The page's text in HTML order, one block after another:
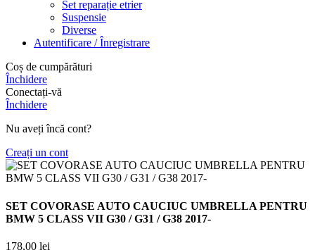
Set reparație etrier
Suspensie
Diverse
Autentificare / Înregistrare
Coș de cumpărături
Închidere
Conectați-vă
Închidere
Nu aveți încă cont?
Creați un cont
SET COVORASE AUTO CAUCIUC UMBRELLA PENTRU
BMW 5 CLASS VII G30 / G31 / G38 2017-
178,00 lei